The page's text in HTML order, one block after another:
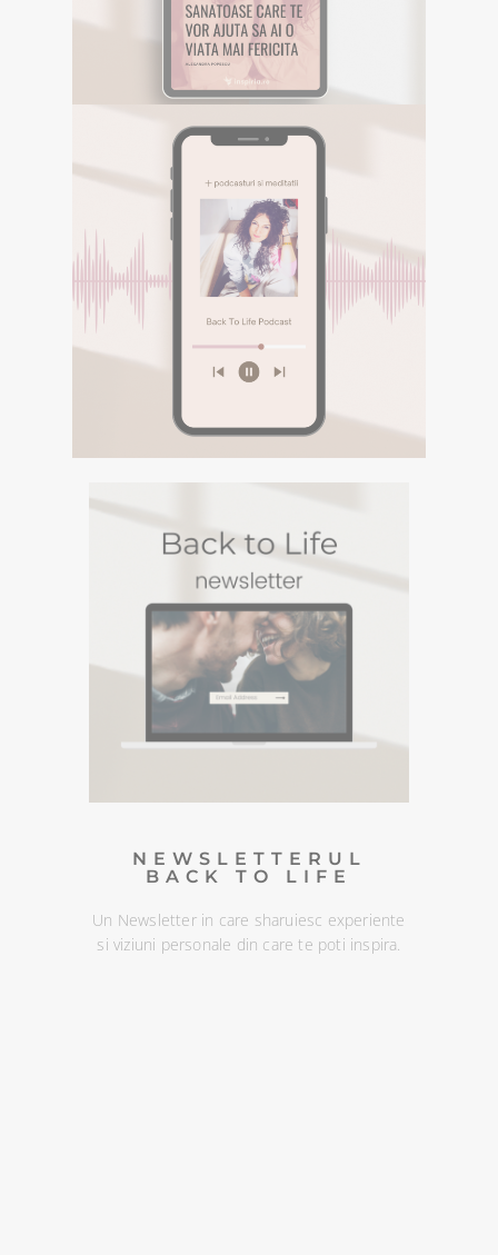
E-BOOK GRATUIT
Descarca aici eBookul gratuit care sper sa te
inspire in Calatoria ta.
sa te inspire in Calatoria ta.
DESCOPERA
MEDITATII
Descopera podcasturile despre spiritualitate si
meditatiile din canalul Spotify BACK TO LIFE.
PODCASTURI SI
MEDITATII
Descopera podcasturile despre
spiritualitate si meditatiile din canalul
Spotify BACK TO LIFE.
DESCOPERA
NEWSLETTERUL
BACK TO LIFE
Un Newsletter in care sharuiesc experiente
si viziuni personale din care te poti inspira.
NEWSLETTERUL
BACK TO LIFE
Un Newsletter in care sharuiesc
experiente si viziuni personale din
care te poti inspira. Te poti
dezabona oricand :)